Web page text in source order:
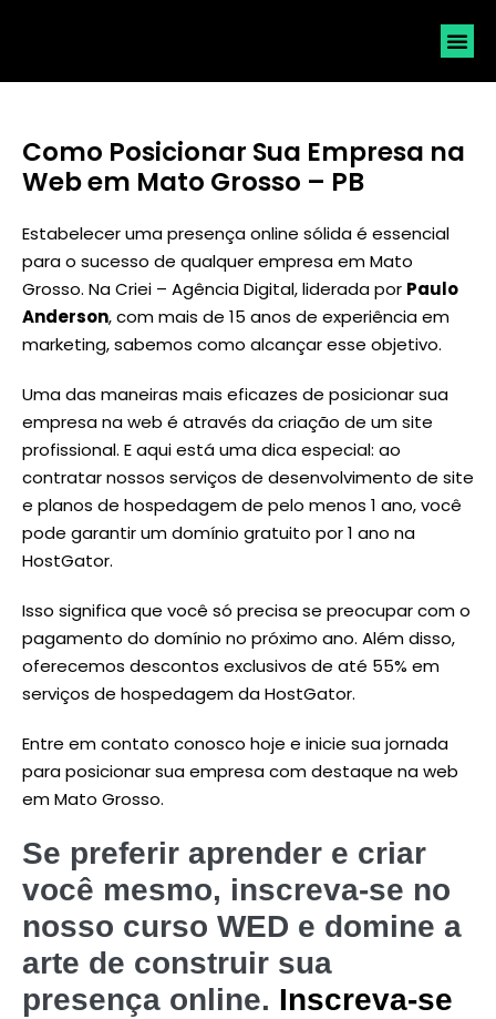
Como Posicionar Sua Empresa na
Web em Mato Grosso – PB
Estabelecer uma presença online sólida é essencial
para o sucesso de qualquer empresa em Mato
Grosso. Na Criei – Agência Digital, liderada por Paulo
Anderson, com mais de 15 anos de experiência em
marketing, sabemos como alcançar esse objetivo.
Uma das maneiras mais eficazes de posicionar sua
empresa na web é através da criação de um site
profissional. E aqui está uma dica especial: ao
contratar nossos serviços de desenvolvimento de site
e planos de hospedagem de pelo menos 1 ano, você
pode garantir um domínio gratuito por 1 ano na
HostGator.
Isso significa que você só precisa se preocupar com o
pagamento do domínio no próximo ano. Além disso,
oferecemos descontos exclusivos de até 55% em
serviços de hospedagem da HostGator.
Entre em contato conosco hoje e inicie sua jornada
para posicionar sua empresa com destaque na web
em Mato Grosso.
Se preferir aprender e criar
você mesmo, inscreva-se no
nosso curso WED e domine a
arte de construir sua
presença online. Inscreva-se